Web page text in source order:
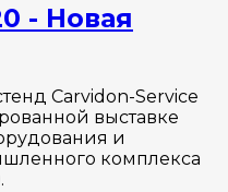
- Новая
Carvidon-Service
выставке
и
комплекса